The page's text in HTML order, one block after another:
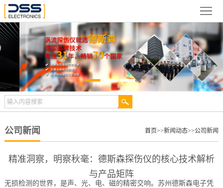
站
关
斯
动
态
品
展
检
测
合
公司新闻 首页>>新闻动态>>公司新闻
精准洞察，明察秋毫：德斯森探伤仪的核心技术解析
与产品矩阵
无损检测的世界，是声、光、电、磁的精密交响。苏州德斯森电子凭